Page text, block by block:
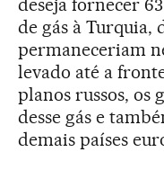
deseja fornecer
de gás à Turquia,
permaneceriam
levado até a
planos russos, os
desse gás e
demais países